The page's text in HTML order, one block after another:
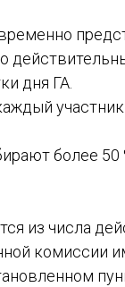
дня ГА.
более
из числа